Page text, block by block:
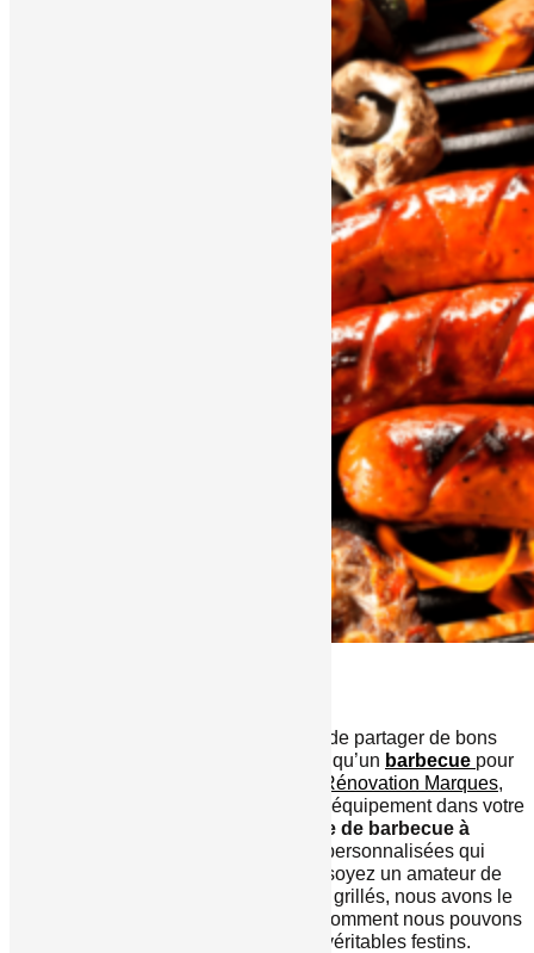
L’été approche, et avec lui, l’envie de partager de bons
moments en plein air. Quoi de mieux qu’un barbecue pour
Rénovation Marques,
nous comprenons l’importance de cet équipement dans votre
vente de barbecue à
, avec des options personnalisées qui
répondent à vos envies. Que vous soyez un amateur de
viande ou un passionné de légumes grillés, nous avons le
barbecue qu’il vous faut. Découvrez comment nous pouvons
transformer vos repas d’été en véritables festins.